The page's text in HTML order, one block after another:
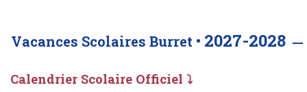
Vacances Scolaires Burret • 2027-2028
Calendrier Scolaire Officiel ⤵